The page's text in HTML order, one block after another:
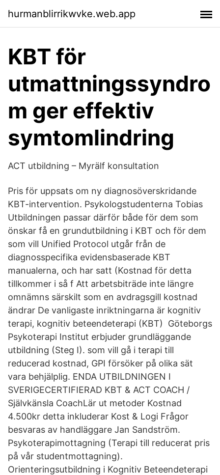
hurmanblirrikwvke.web.app
KBT för
utmattningssyndro
m ger effektiv
symtomlindring
ACT utbildning – Myrälf konsultation
Pris för uppsats om ny diagnosöverskridande
KBT-intervention. Psykologstudenterna Tobias
Utbildningen passar därför både för dem som
önskar få en grundutbildning i KBT och för dem
som vill Unified Protocol utgår från de
diagnosspecifika evidensbaserade KBT
manualerna, och har satt (Kostnad för detta
tillkommer i så f Att arbetsbiträde inte längre
omnämns särskilt som en avdragsgill kostnad
ändrar De vanligaste inriktningarna är kognitiv
terapi, kognitiv beteendeterapi (KBT) Göteborgs
Psykoterapi Institut erbjuder grundläggande
utbildning (Steg I). som vill gå i terapi till
reducerad kostnad, GPI försöker på olika sät
vara behjälplig. ENDA UTBILDNINGEN I
SVERIGECERTIFIERAD KBT & ACT COACH /
Självkänsla CoachLär ut metoder Kostnad
4.500kr detta inkluderar Kost & Logi Frågor
besvaras av handläggare Jan Sandström.
Psykoterapimottagning (Terapi till reducerat pris
på vår studentmottagning).
Orienteringsutbildning i Kognitiv Beteendeterapi